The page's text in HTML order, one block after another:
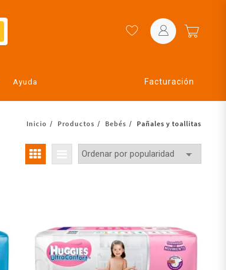
Ayuda Facturación
Inicio Productos Bebés Pañales y toallitas